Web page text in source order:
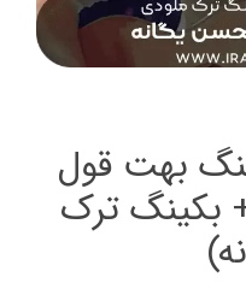
بهت قول
بکینگ ترک